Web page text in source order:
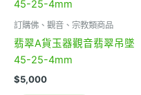
訂購佛、觀音、宗教類商品
翡翠A貨玉器觀音翡翠吊墜
45-25-4mm
$5,000